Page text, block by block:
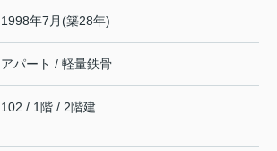
1998年7月(築28年)
アパート / 軽量鉄骨
102 / 1階 / 2階建